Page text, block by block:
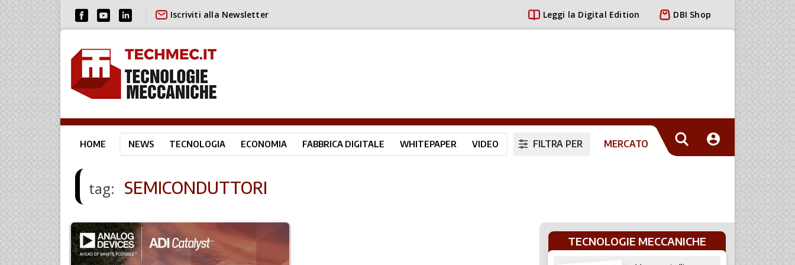
Iscriviti alla Newsletter Leggi la Digital Edition DBI Shop
HOME NEWS TECNOLOGIA ECONOMIA FABBRICA DIGITALE WHITEPAPER VIDEO FILTRA PER MERCATO
tag: SEMICONDUTTORI
TECNOLOGIE MECCANICHE